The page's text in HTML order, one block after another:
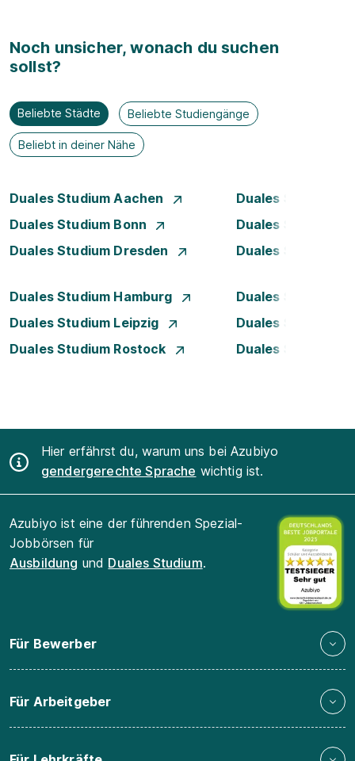
Noch unsicher, wonach du suchen
sollst?
Beliebte Städte Beliebte Studiengänge
Beliebt in deiner Nähe
Duales Studium Aachen
Duales Studium
Duales Studium Bonn
Duales Studium
Duales Studium Dresden
Duales Studium
Duales Studium Hamburg
Duales Studium
Duales Studium Leipzig
Duales Studium
Duales Studium Rostock
Duales Studium
Hier erfährst du, warum uns bei Azubiyo
gendergerechte Sprache wichtig ist.
Azubiyo ist eine der führenden Spezial-
Jobbörsen für
Ausbildung und Duales Studium.
Für Bewerber
Für Arbeitgeber